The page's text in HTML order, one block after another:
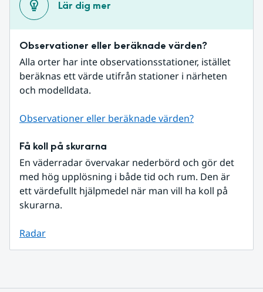
Lär dig mer
Observationer eller beräknade värden?
Alla orter har inte observationsstationer, istället
beräknas ett värde utifrån stationer i närheten
och modelldata.
Observationer eller beräknade värden?
Få koll på skurarna
En väderradar övervakar nederbörd och gör det
med hög upplösning i både tid och rum. Den är
ett värdefullt hjälpmedel när man vill ha koll på
skurarna.
Radar